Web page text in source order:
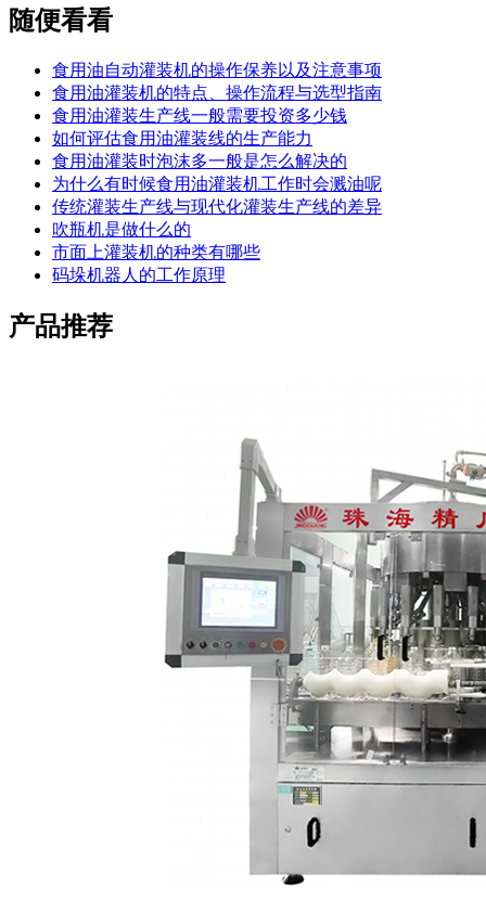
随便看看
食用油自动灌装机的操作保养以及注意事项
食用油灌装机的特点、操作流程与选型指南
食用油灌装生产线一般需要投资多少钱
如何评估食用油灌装线的生产能力
食用油灌装时泡沫多一般是怎么解决的
为什么有时候食用油灌装机工作时会溅油呢
传统灌装生产线与现代化灌装生产线的差异
吹瓶机是做什么的
市面上灌装机的种类有哪些
码垛机器人的工作原理
产品推荐